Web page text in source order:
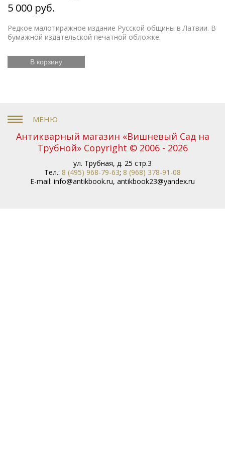
5 000 руб.
Редкое малотиражное издание Русской общины в Латвии. В
бумажной издательской печатной обложке.
В корзину
Антикварный магазин «Вишневый Сад на
Трубной» Copyright © 2006 - 2026
ул. Трубная, д. 25 стр.3
Тел.: 8 (495) 968-79-63; 8 (968) 378-91-08
E-mail: info@antikbook.ru, antikbook23@yandex.ru